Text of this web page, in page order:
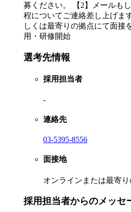
募ください。 【2】メールも
程についてご連絡差し上げま
しくは最寄りの拠点にて面接
用・研修開始
選考先情報
採用担当者
-
連絡先
03-5395-8556
面接地
オンラインまたは最寄
採用担当者からのメッセ